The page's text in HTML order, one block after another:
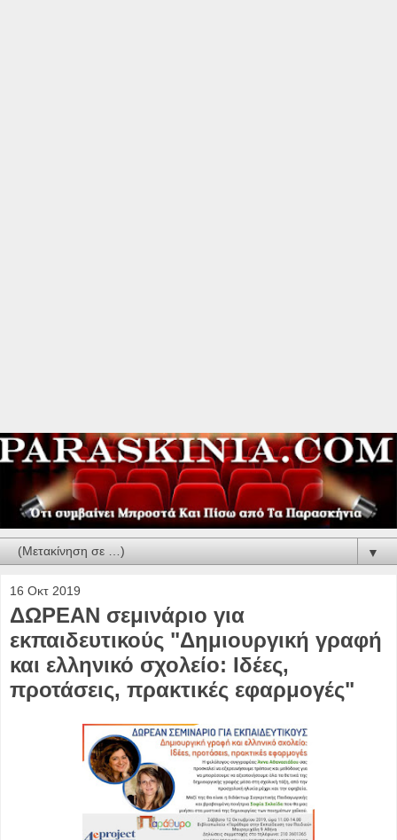
▼
16 Οκτ 2019
ΔΩΡΕΑΝ σεμινάριο για
εκπαιδευτικούς "Δημιουργική γραφή
και ελληνικό σχολείο: Ιδέες,
προτάσεις, πρακτικές εφαρμογές"